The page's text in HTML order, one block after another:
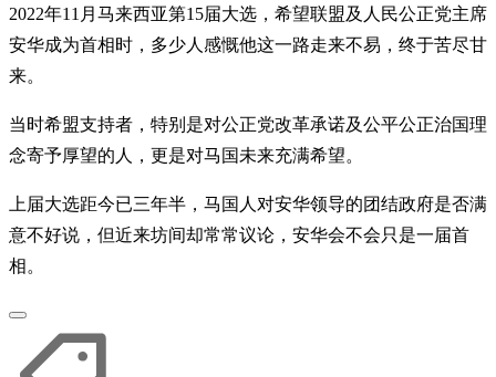
2022年11月马来西亚第15届大选，希望联盟及人民公正党主席
安华成为首相时，多少人感慨他这一路走来不易，终于苦尽甘
来。
当时希盟支持者，特别是对公正党改革承诺及公平公正治国理
念寄予厚望的人，更是对马国未来充满希望。
上届大选距今已三年半，马国人对安华领导的团结政府是否满
意不好说，但近来坊间却常常议论，安华会不会只是一届首
相。